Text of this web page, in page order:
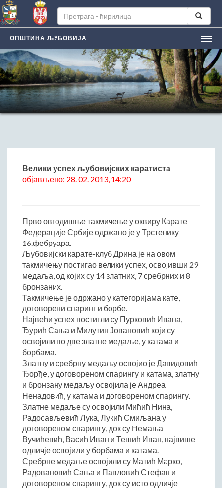
ОПШТИНА ЉУБОВИЈА
НАСЛОВНА
ЉУБОВИЈA
Лична карта града
Историјат
ЛОКАЛНА САМОУПРАВА
Председник општине
Заменик председника
Општинска управа
Начелник Општинске управе
Састави Управних одбора и сталних радних тела
ПРИВРЕДА
Општи и просторни положај подручја општине
Развој и просторни размештај привреде
Пољопривреда
Шумарство
Индустрија
Грађевинарство
Занатство
Саобраћај и везе
Трговинa
Угоститељство и туризам
Комунална делатност
Јавна предузећа
ДРУШТВО
Образовање
Здравствена заштита
Велики успех љубовијских каратиста
објављено: 28. 02. 2013, 14:20
Прво овгодишње такмичење у оквиру Карате
Федерације Србије одржано је у Трстенику
16.фебруара.
Љубовијски карате-клуб Дрина је на овом
такмичењу постигао велики успех, освојивши 29
медаља, од којих су 14 златних, 7 сребрних и 8
бронзаних.
Такмичење је одржано у категоријама кате,
договорени спаринг и борбе.
Највећи успех постигли су Пурковић Ивана,
Ђурић Сања и Милутин Јовановић који су
освојили по две златне медаље, у катама и
борбама.
Златну и сребрну медаљу освојио је Давидовић
Ђорђе, у договореном спарингу и катама, златну
и бронзану медаљу освојила је Андреа
Ненадовић, у катама и договореном спарингу.
Златне медаље су освојили Мићић Нина,
Радосављевић Лука, Лукић Смиљана у
договореном спарингу, док су Немања
Вучићевић, Васић Иван и Тешић Иван, највише
одличје освојили у борбама и катама.
Сребрне медаље освојили су Матић Марко,
Радовановић Сања и Павловић Стефан и
договореном спарингу, док су исто одличје